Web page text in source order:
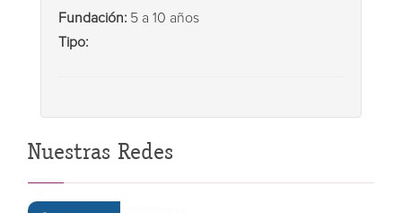
Fundación: 5 a 10 años
Tipo:
Nuestras Redes